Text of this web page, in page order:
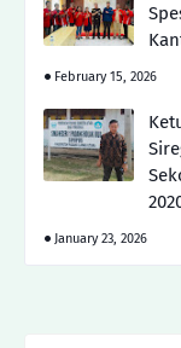
February 15, 2026
January 23, 2026